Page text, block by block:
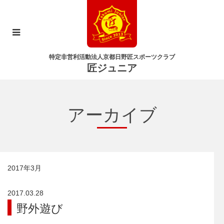
特定非営利活動法人京都日野匠スポーツクラブ
匠ジュニア
アーカイブ
2017年3月
2017.03.28
野外遊び